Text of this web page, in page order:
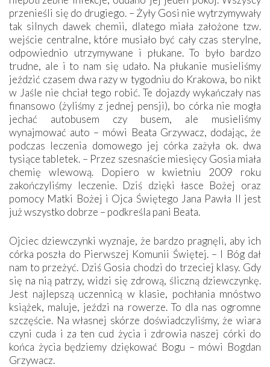
przenieśli się do drugiego. – Żyły Gosi nie wytrzymywały
tak silnych dawek chemii, dlatego miała założone tzw.
wejście centralne, które musiało być cały czas sterylne,
odpowiednio utrzymywane i płukane. To było bardzo
trudne, ale i to nam się udało. Na płukanie musieliśmy
jeździć czasem dwa razy w tygodniu do Krakowa, bo nikt
w Jaśle nie chciał tego robić. Te dojazdy wykańczały nas
finansowo (żyliśmy z jednej pensji), bo córka nie mogła
jechać autobusem czy busem, ale musieliśmy
wynajmować auto – mówi Beata Grzywacz, dodając, że
podczas leczenia domowego jej córka zażyła ok. dwa
tysiące tabletek. – Przez szesnaście miesięcy Gosia miała
chemię wlewową. Dopiero w kwietniu 2009 roku
zakończyliśmy leczenie. Dziś dzięki łasce Bożej oraz
pomocy Matki Bożej i Ojca Świętego Jana Pawła II jest
już wszystko dobrze – podkreśla pani Beata.
Ojciec dziewczynki wyznaje, że bardzo pragnęli, aby ich
córka poszła do Pierwszej Komunii Świętej. – I Bóg dał
nam to przeżyć. Dziś Gosia chodzi do trzeciej klasy. Gdy
się na nią patrzy, widzi się zdrową, śliczną dziewczynkę.
Jest najlepszą uczennicą w klasie, pochłania mnóstwo
książek, maluje, jeździ na rowerze. To dla nas ogromne
szczęście. Na własnej skórze doświadczyliśmy, że wiara
czyni cuda i za ten cud życia i zdrowia naszej córki do
końca życia będziemy dziękować Bogu – mówi Bogdan
Grzywacz.